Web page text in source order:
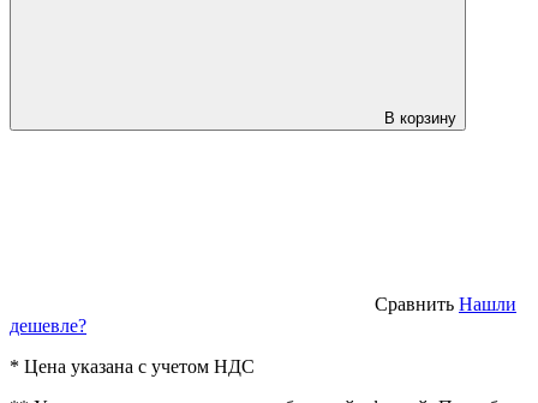
В корзину
Сравнить Нашли
дешевле?
* Цена указана с учетом НДС